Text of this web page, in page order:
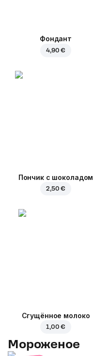
Фондант
4,90 €
Пончик с шоколадом
2,50 €
Сгущённое молоко
1,00 €
Мороженое